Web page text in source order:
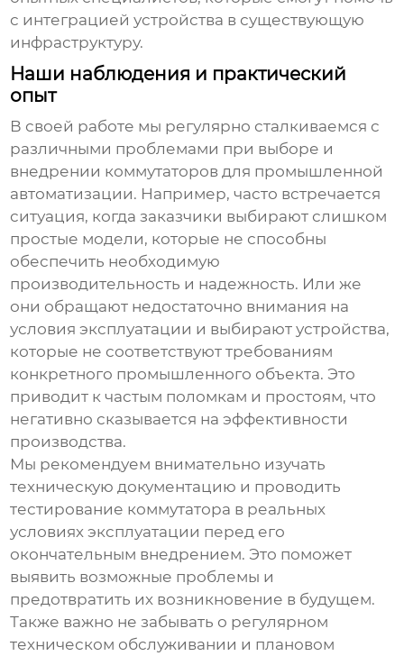
с интеграцией устройства в существующую
инфраструктуру.
Наши наблюдения и практический
опыт
В своей работе мы регулярно сталкиваемся с
различными проблемами при выборе и
внедрении коммутаторов для промышленной
автоматизации. Например, часто встречается
ситуация, когда заказчики выбирают слишком
простые модели, которые не способны
обеспечить необходимую
производительность и надежность. Или же
они обращают недостаточно внимания на
условия эксплуатации и выбирают устройства,
которые не соответствуют требованиям
конкретного промышленного объекта. Это
приводит к частым поломкам и простоям, что
негативно сказывается на эффективности
производства.
Мы рекомендуем внимательно изучать
техническую документацию и проводить
тестирование коммутатора в реальных
условиях эксплуатации перед его
окончательным внедрением. Это поможет
выявить возможные проблемы и
предотвратить их возникновение в будущем.
Также важно не забывать о регулярном
техническом обслуживании и плановом